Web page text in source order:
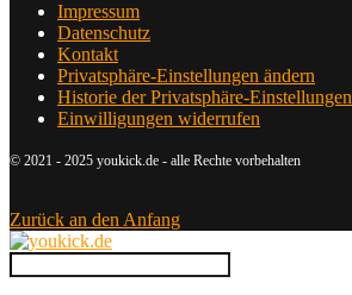
Impressum
Datenschutz
Kontakt
Privatsphäre-Einstellungen ändern
Historie der Privatsphäre-Einstellungen
Einwilligungen widerrufen
© 2021 - 2025 youkick.de - alle Rechte vorbehalten
Zurück an den Anfang